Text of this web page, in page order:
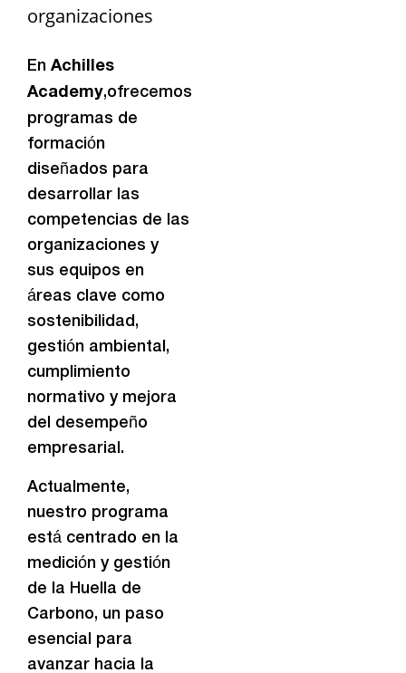
organizaciones
En Achilles
Academy,ofrecemos
programas de
formación
diseñados para
desarrollar las
competencias de las
organizaciones y
sus equipos en
áreas clave como
sostenibilidad,
gestión ambiental,
cumplimiento
normativo y mejora
del desempeño
empresarial.
Actualmente,
nuestro programa
está centrado en la
medición y gestión
de la Huella de
Carbono, un paso
esencial para
avanzar hacia la